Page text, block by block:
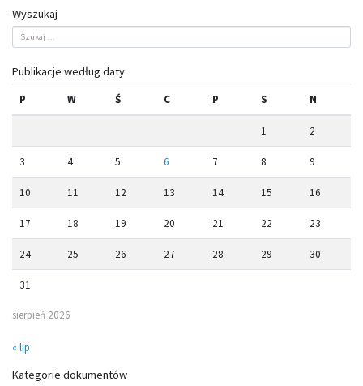
Wyszukaj
Publikacje według daty
sierpień 2026
P W Ś C P S N
1 2
3 4 5 6 7 8 9
10 11 12 13 14 15 16
17 18 19 20 21 22 23
24 25 26 27 28 29 30
31
« lip
Kategorie dokumentów